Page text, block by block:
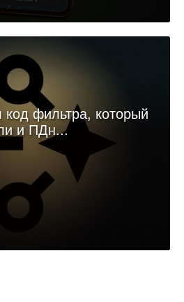
код фильтра, который
и ПДн...